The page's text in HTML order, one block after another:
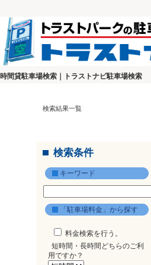
時間貸駐車場検索｜トラストナビ駐車場検索
検索結果一覧
検索条件
キーワード
「駐車場料金」から探す
料金検索を行う。
短時間・長時間どちらのご利
用ですか？